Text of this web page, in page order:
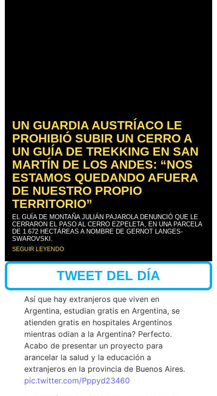
UN GUARDIA AUSTRÍACO LE
PROHIBIÓ SUBIR UN CERRO A
UN GUÍA DE TREKKING EN SAN
MARTÍN DE LOS ANDES: “NOS
ESTAMOS QUEDANDO AFUERA
DE NUESTRO PROPIO
TERRITORIO”
EL GUÍA DE MONTAÑA JULIÁN PAJAROLA DENUNCIÓ QUE LE
CERRARON EL PASO AL CERRO EZPELETA, EN UNA PARCELA
DE 1.672 HECTÁREAS A NOMBRE DE GERNOT LANGES-
SWAROVSKI.
SEGUIR LEYENDO
TWEET DEL DÍA
Así que hay extranjeros que viven en
Argentina, estudian gratis en Argentina, se
atienden gratis en hospitales Argentinos
mientras odian a la Argentina? Perfecto.
Acabo de presentar un proyecto para
arancelar la salud y la educación a
extranjeros en la provincia de Buenos Aires.
pic.twitter.com/Pppyd23460